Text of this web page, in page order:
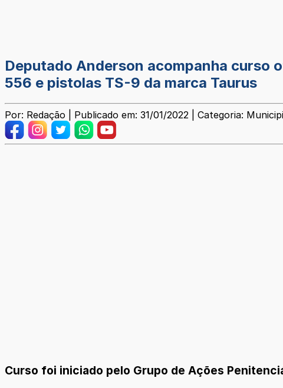
Deputado Anderson acompanha curso
556 e pistolas TS-9 da marca Taurus
Por: Redação | Publicado em: 31/01/2022 | Categoria:
Curso foi iniciado pelo Grupo de Ações